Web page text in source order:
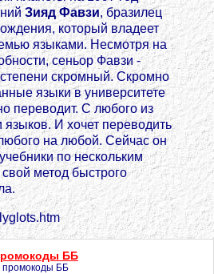
Зияд Фавзи, бразилец
который владеет
языками. Несмотря на
сеньор Фавзи -
скромный. Скромно
языки в университете
переводит. С любого из
языков. И хочет переводить
на любой. Сейчас он
по нескольким
метод быстрого
ББ
промокоды ББ